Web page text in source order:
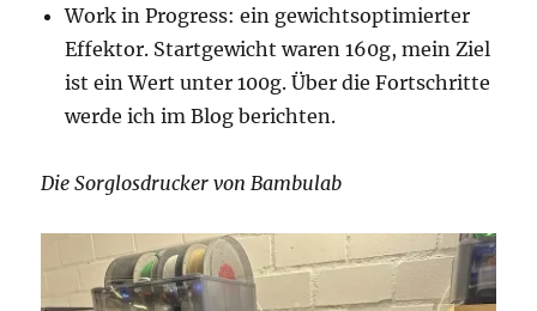
Work in Progress: ein gewichtsoptimierter
Effektor. Startgewicht waren 160g, mein Ziel
ist ein Wert unter 100g. Über die Fortschritte
werde ich im Blog berichten.
Die Sorglosdrucker von Bambulab